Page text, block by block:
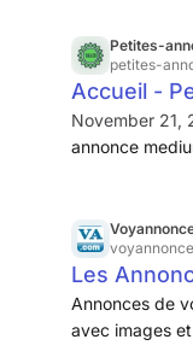
de lavoyance,
particuliers ou
professionnels
suivant la
Petites-
petites-
Accueil -
November 21,
annonce
Les
Annonces de
avec images